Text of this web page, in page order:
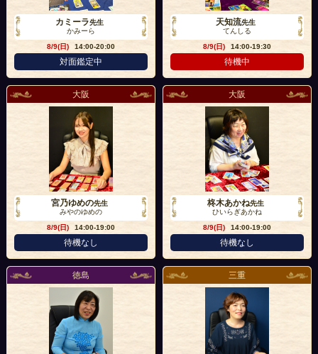
カミーラ先生
かみーら
8/9(日)
14:00-20:00
対面鑑定中
天知流先生
てんしる
8/9(日)
14:00-19:30
待機中
大阪
宮乃ゆめの先生
みやのゆめの
8/9(日)
14:00-19:00
待機なし
大阪
柊木あかね先生
ひいらぎあかね
8/9(日)
14:00-19:00
待機なし
徳島 三重